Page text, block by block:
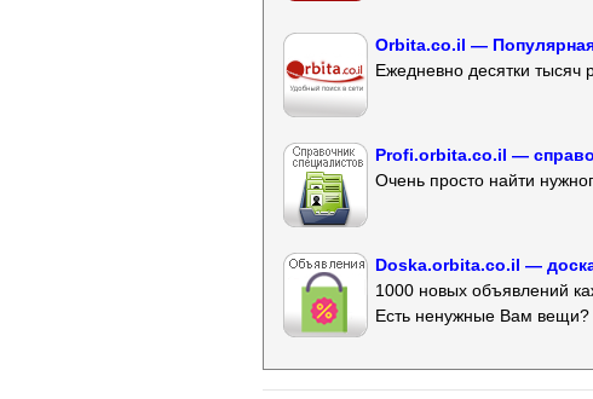
Orbita.co.il —
Ежедневно десятки тысяч
Profi.orbita.co.il —
Очень просто найти
Doska.orbita.co.il —
1000 новых объявлений
Есть ненужные Вам